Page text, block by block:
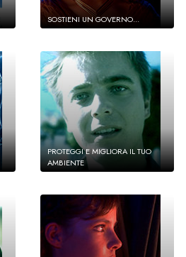
SOSTIENI UN GOVERNO...
PROTEGGI E MIGLIORA IL TUO
AMBIENTE